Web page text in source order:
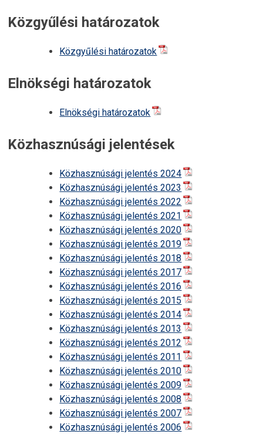
Közgyűlési határozatok
Közgyűlési határozatok
Elnökségi határozatok
Elnökségi határozatok
Közhasznúsági jelentések
Közhasznúsági jelentés 2024
Közhasznúsági jelentés 2023
Közhasznúsági jelentés 2022
Közhasznúsági jelentés 2021
Közhasznúsági jelentés 2020
Közhasznúsági jelentés 2019
Közhasznúsági jelentés 2018
Közhasznúsági jelentés 2017
Közhasznúsági jelentés 2016
Közhasznúsági jelentés 2015
Közhasznúsági jelentés 2014
Közhasznúsági jelentés 2013
Közhasznúsági jelentés 2012
Közhasznúsági jelentés 2011
Közhasznúsági jelentés 2010
Közhasznúsági jelentés 2009
Közhasznúsági jelentés 2008
Közhasznúsági jelentés 2007
Közhasznúsági jelentés 2006